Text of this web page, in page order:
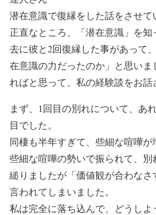
潜在意識で復縁をした話をさせて
正直なところ、「潜在意識」を
去に彼と2回復縁した事があって
在意識の力だったのか」と思い
ればと思って、私の経験談をお話
まず、1回目の別れについて、あ
目でした。
同棲も半年すぎて、些細な喧嘩が
些細な喧嘩の勢いで振られて、
縋りましたが「価値観が合わなさ
言われてしまいました。
私は完全に落ち込んで、どうし